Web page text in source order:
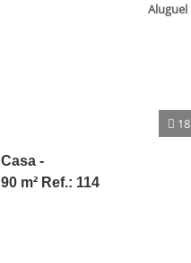
18
Aluguel
Casa -
90 m² Ref.: 114